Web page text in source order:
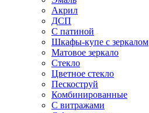
Акрил
ДСП
С патиной
Шкафы-купе с зеркалом
Матовое зеркало
Стекло
Цветное стекло
Пескоструй
Комбинированные
С витражами